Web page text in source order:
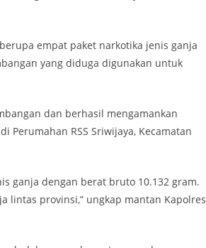
empat paket narkotika jenis ganja
yang diduga digunakan untuk
dan berhasil mengamankan
Perumahan RSS Sriwijaya, Kecamatan
ganja dengan berat bruto 10.132 gram.
lintas provinsi,” ungkap mantan Kapolres